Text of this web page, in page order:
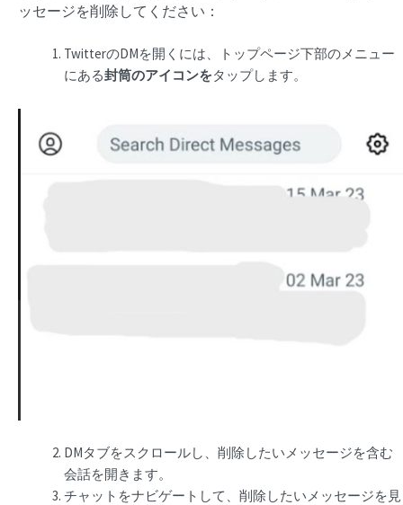
ッセージを削除してください：
TwitterのDMを開くには、トップページ下部のメニュー
にある封筒のアイコンをタップします。
DMタブをスクロールし、削除したいメッセージを含む
会話を開きます。
チャットをナビゲートして、削除したいメッセージを見